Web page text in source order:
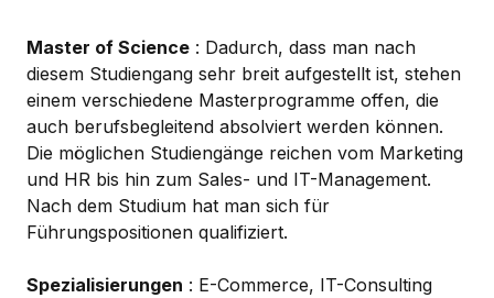
Master of Science : Dadurch, dass man nach
diesem Studiengang sehr breit aufgestellt ist, stehen
einem verschiedene Masterprogramme offen, die
auch berufsbegleitend absolviert werden können.
Die möglichen Studiengänge reichen vom Marketing
und HR bis hin zum Sales- und IT-Management.
Nach dem Studium hat man sich für
Führungspositionen qualifiziert.
Spezialisierungen : E-Commerce, IT-Consulting